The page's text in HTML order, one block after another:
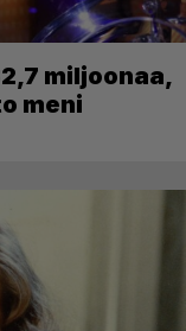
miljoonaa,
meni